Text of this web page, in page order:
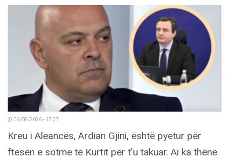
06/08/2026 - 17:37
Kreu i Aleancës, Ardian Gjini, është pyetur për
ftesën e sotme të Kurtit për t’u takuar. Ai ka thënë